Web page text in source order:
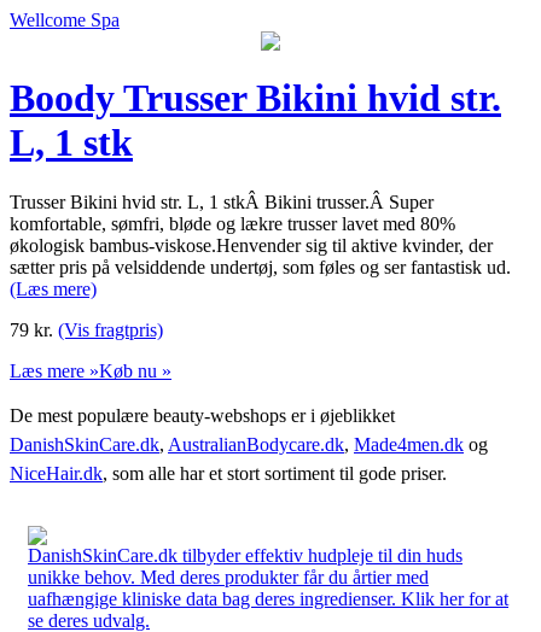
Wellcome Spa
Boody Trusser Bikini hvid str.
L, 1 stk
Trusser Bikini hvid str. L, 1 stkÂ Bikini trusser.Â Super
komfortable, sømfri, bløde og lækre trusser lavet med 80%
økologisk bambus-viskose.Henvender sig til aktive kvinder, der
sætter pris på velsiddende undertøj, som føles og ser fantastisk ud.
(Læs mere)
79 kr. (Vis fragtpris)
Læs mere »Køb nu »
De mest populære beauty-webshops er i øjeblikket
DanishSkinCare.dk, AustralianBodycare.dk, Made4men.dk og
NiceHair.dk, som alle har et stort sortiment til gode priser.
DanishSkinCare.dk tilbyder effektiv hudpleje til din huds
unikke behov. Med deres produkter får du årtier med
uafhængige kliniske data bag deres ingredienser. Klik her for at
se deres udvalg.